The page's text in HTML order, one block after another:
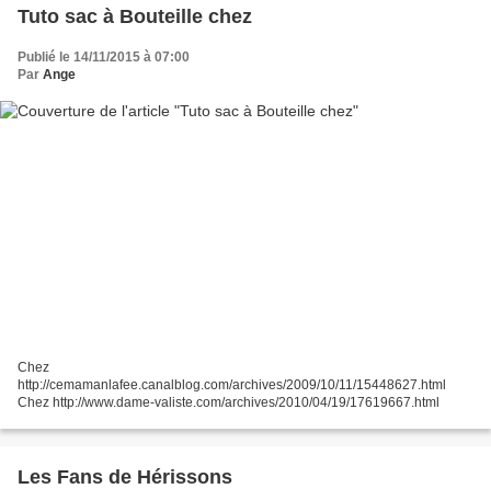
Tuto sac à Bouteille chez
Publié le 14/11/2015 à 07:00
Par Ange
Chez
http://cemamanlafee.canalblog.com/archives/2009/10/11/15448627.html
Chez http://www.dame-valiste.com/archives/2010/04/19/17619667.html
Les Fans de Hérissons